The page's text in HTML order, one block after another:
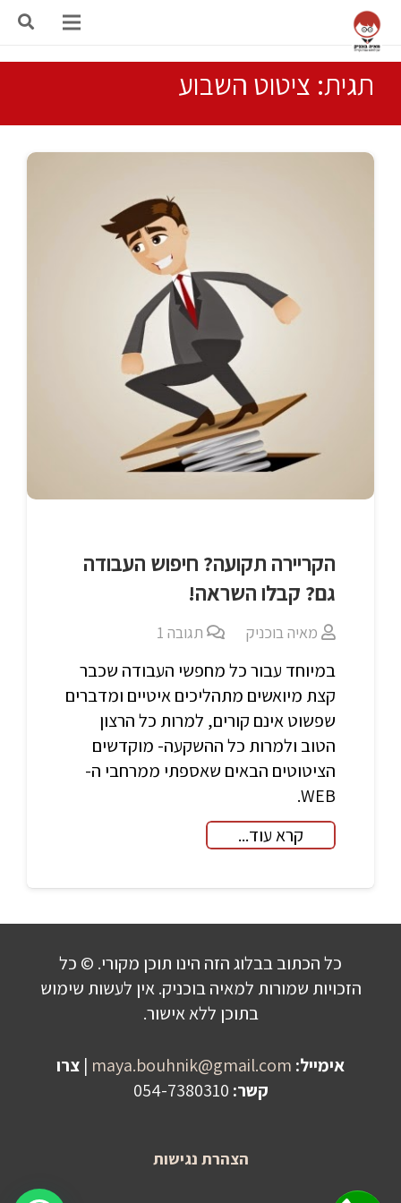
תגית: ציטוט השבוע
הקריירה תקועה? חיפוש העבודה
גם? קבלו השראה!
מאיה בוכניק תגובה1
במיוחד עבור כל מחפשי העבודה שכבר
קצת מיואשים מתהליכים איטיים ומדברים
שפשוט אינם קורים, למרות כל הרצון
הטוב ולמרות כל ההשקעה- מוקדשים
הציטוטים הבאים שאספתי ממרחבי ה-
WEB.
קרא עוד...
כל הכתוב בבלוג הזה הינו תוכן מקורי. © כל
הזכויות שמורות למאיה בוכניק. אין לעשות שימוש
בתוכן ללא אישור.
אימייל: maya.bouhnik@gmail.com
| צרו
קשר:
הצהרת נגישות